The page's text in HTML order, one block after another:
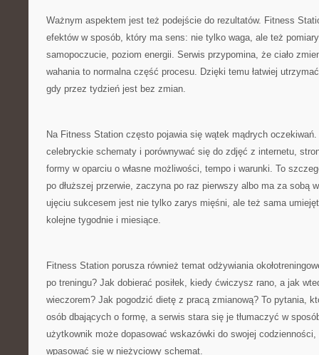
Ważnym aspektem jest też podejście do rezultatów. Fitness
efektów w sposób, który ma sens: nie tylko waga, ale też
samopoczucie, poziom energii. Serwis przypomina, że ciało
wahania to normalna część procesu. Dzięki temu łatwiej
gdy przez tydzień jest bez zmian.
Na Fitness Station często pojawia się wątek mądrych
celebryckie schematy i porównywać się do zdjęć z internetu,
formy w oparciu o własne możliwości, tempo i warunki. To
po dłuższej przerwie, zaczyna po raz pierwszy albo ma za sobą
ujęciu sukcesem jest nie tylko zarys mięśni, ale też sama
kolejne tygodnie i miesiące.
Fitness Station porusza również temat odżywiania
po treningu? Jak dobierać posiłek, kiedy ćwiczysz rano, a jak
wieczorem? Jak pogodzić dietę z pracą zmianową? To pytania,
osób dbających o formę, a serwis stara się je tłumaczyć w
użytkownik może dopasować wskazówki do swojej
wpasować się w nieżyciowy schemat.